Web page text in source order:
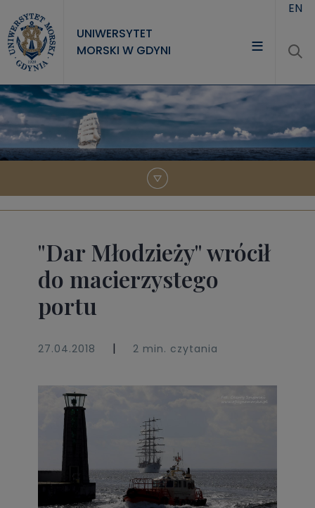
UNIWERSYTET
MORSKI W GDYNI
UNIWERSYTET
STUDIA
NAUKA
EN
"Dar Młodzieży" wrócił
do macierzystego
portu
27.04.2018 | 2 min. czytania